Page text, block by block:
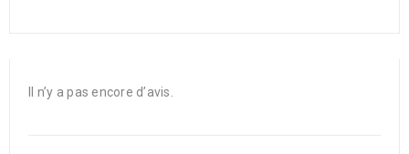
Il n’y a pas encore d’avis.